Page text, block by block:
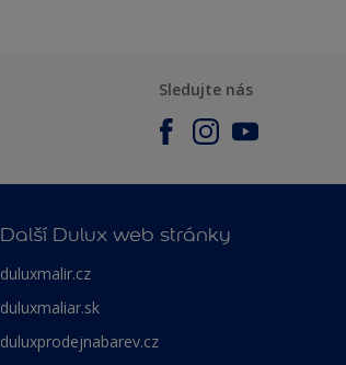
Sledujte nás
Další Dulux web stránky
duluxmalir.cz
duluxmaliar.sk
duluxprodejnabarev.cz